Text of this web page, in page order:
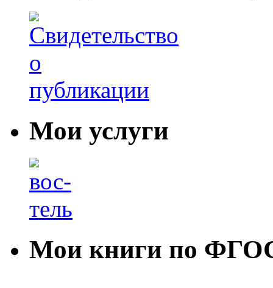
Мои услуги
Мои книги по